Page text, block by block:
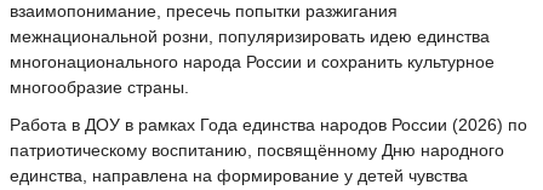
взаимопонимание, пресечь попытки разжигания
межнациональной розни, популяризировать идею единства
многонационального народа России и сохранить культурное
многообразие страны.
Работа в ДОУ в рамках Года единства народов России (2026) по
патриотическому воспитанию, посвящённому Дню народного
единства, направлена на формирование у детей чувства